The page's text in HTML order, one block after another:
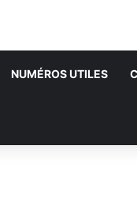
NUMÉROS UTILES